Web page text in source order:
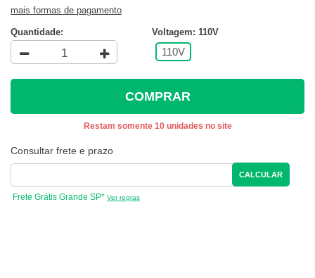
mais formas de pagamento
Quantidade: Voltagem: 110V
110V
COMPRAR
Restam somente 10 unidades no site
Consultar frete e prazo
CALCULAR
Frete Grátis Grande SP* Ver regras